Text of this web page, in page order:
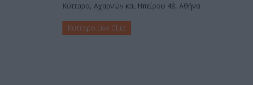
Κύτταρο, Αχαρνών και Ηπείρου 48, Αθήνα
Κύτταρο Live Club